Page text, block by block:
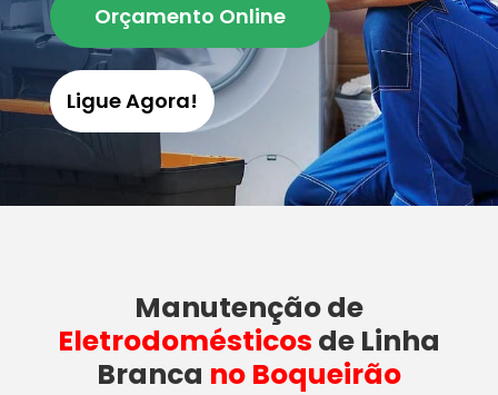
Orçamento Online
Ligue Agora!
Manutençãode
Eletrodomésticos de Linha
Branca no Boqueirão